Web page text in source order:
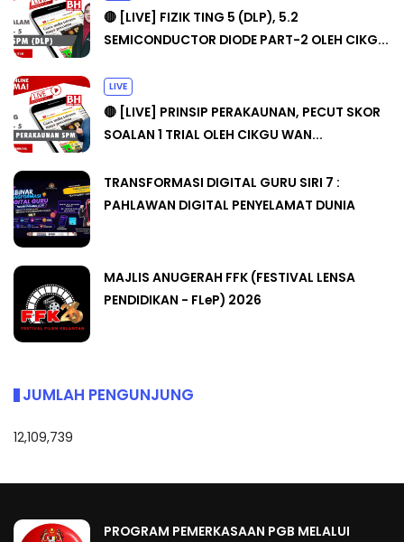
🔴 [LIVE] FIZIK TING 5 (DLP), 5.2
SEMICONDUCTOR DIODE PART-2 OLEH CIKG...
LIVE
🔴 [LIVE] PRINSIP PERAKAUNAN, PECUT SKOR
SOALAN 1 TRIAL OLEH CIKGU WAN...
TRANSFORMASI DIGITAL GURU SIRI 7 :
PAHLAWAN DIGITAL PENYELAMAT DUNIA
MAJLIS ANUGERAH FFK (FESTIVAL LENSA
PENDIDIKAN - FLeP) 2026
JUMLAH PENGUNJUNG
12,109,739
PROGRAM PEMERKASAAN PGB MELALUI